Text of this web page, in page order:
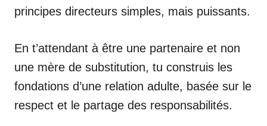
principes directeurs simples, mais puissants.
En t’attendant à être une partenaire et non
une mère de substitution, tu construis les
fondations d’une relation adulte, basée sur le
respect et le partage des responsabilités.